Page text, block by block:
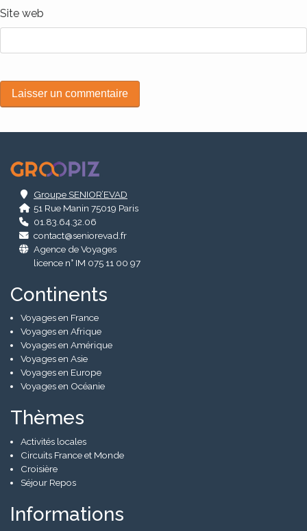
Site web
Groupe SENIOR’EVAD
51 Rue Manin 75019 Paris
01.83.64.32.06
contact@seniorevad.fr
Agence de Voyages
licence n° IM 075 11 00 97
Continents
Voyages en France
Voyages en Afrique
Voyages en Amérique
Voyages en Asie
Voyages en Europe
Voyages en Océanie
Thèmes
Activités locales
Circuits France et Monde
Croisière
Séjour Repos
Informations